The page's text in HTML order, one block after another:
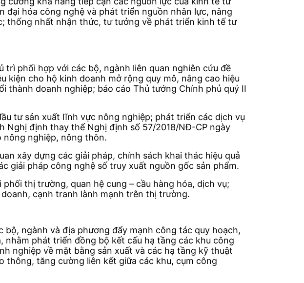
hóa công nghệ và phát triển nguồn nhân lực, nâng
thống nhất nhận thức, tư tưởng về phát triển kinh tế tư
trì phối hợp với các bộ, ngành liên quan nghiên cứu đề
kiện cho hộ kinh doanh mở rộng quy mô, nâng cao hiệu
thành doanh nghiệp; báo cáo Thủ tướng Chính phủ quý II
tư sản xuất lĩnh vực nông nghiệp; phát triển các dịch vụ
Nghị định thay thế Nghị định số 57/2018/NĐ-CP ngày
nông nghiệp, nông thôn.
xây dựng các giải pháp, chính sách khai thác hiệu quả
giải pháp công nghệ số truy xuất nguồn gốc sản phẩm.
thị trường, quan hệ cung – cầu hàng hóa, dịch vụ;
cạnh tranh lành mạnh trên thị trường.
ngành và địa phương đẩy mạnh công tác quy hoạch,
phát triển đồng bộ kết cấu hạ tầng các khu công
nghiệp về mặt bằng sản xuất và các hạ tầng kỹ thuật
thông, tăng cường liên kết giữa các khu, cụm công